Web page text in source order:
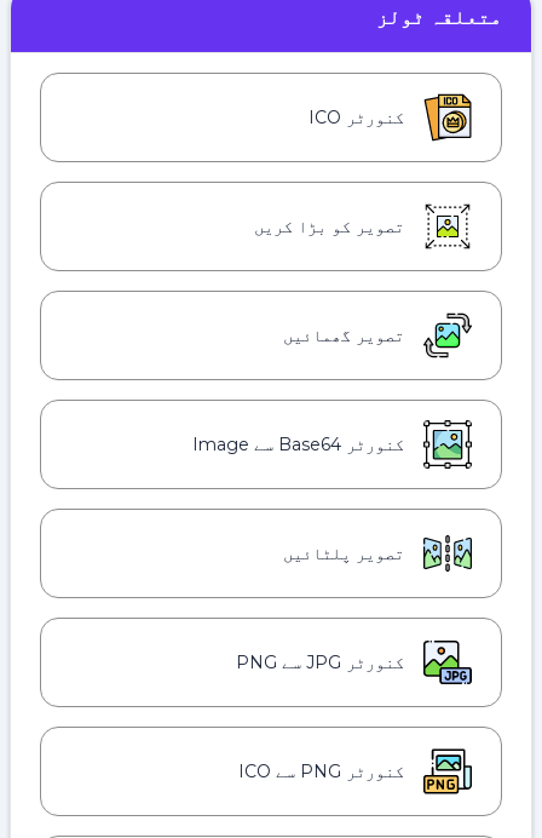
متعلقہ ٹولز
کنورٹر ICO
تصویر کو بڑا کریں
تصویر گھمائیں
کنورٹر Base64 سے Image
تصویر پلٹائیں
کنورٹر JPG سے PNG
کنورٹر PNG سے ICO